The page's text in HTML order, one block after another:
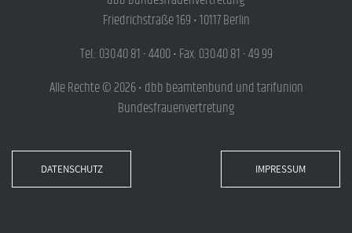
Friedrichstraße 169 • 10117 Berlin
Tel.: 030.40 81 - 4400 • Fax: 030.40 81 - 49 99
Alle Rechte © 2026 • dbb beamtenbund und tarifunion
Bundesfrauenvertretung
DATENSCHUTZ IMPRESSUM